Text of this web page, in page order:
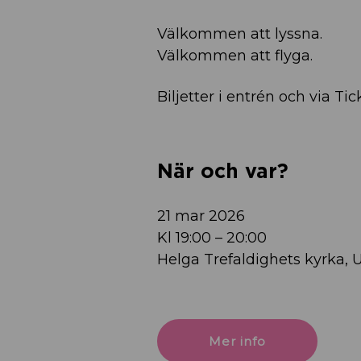
Välkommen att lyssna.
Välkommen att flyga.
Biljetter i entrén och via
När och var?
21 mar 2026
Kl 19:00 – 20:00
Helga Trefaldighets kyrka,
Mer info